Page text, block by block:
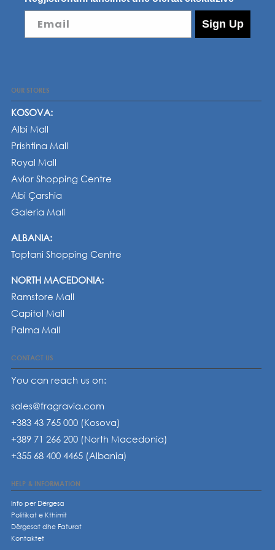
Email Sign Up
OUR STORES
KOSOVA:
Albi Mall
Prishtina Mall
Royal Mall
Avior Shopping Centre
Abi Çarshia
Galeria Mall
ALBANIA:
Toptani Shopping Centre
NORTH MACEDONIA:
Ramstore Mall
Capitol Mall
Palma Mall
CONTACT US
You can reach us on:
sales@fragravia.com
+383 43 765 000 (Kosova)
+389 71 266 200 (North Macedonia)
+355 68 400 4465 (Albania)
HELP & INFORMATION
Info per Dërgesa
Politikat e Kthimit
Dërgesat dhe Faturat
Kontaktet